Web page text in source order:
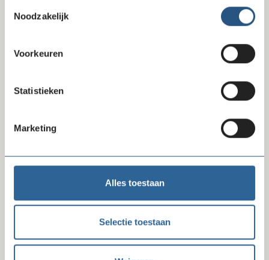
Noodzakelijk
Voorkeuren
Statistieken
Marketing
Alles toestaan
Selectie toestaan
Werkgroep Artificial Intelligence (AI)
Werkgroep Integriteit
Kan ik je helpen?